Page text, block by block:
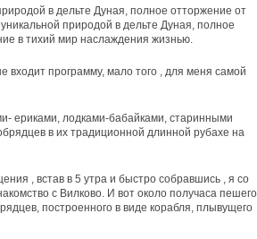
в дельте Дуная, полное отторжение от
природой в дельте Дуная, полное
в тихий мир наслаждения жизнью.
входит программу, мало того , для меня самой
ериками, лодками-бабайками, старинными
в их традиционной длинной рубахе на
, встав в 5 утра и быстро собравшись , я со
с Вилково. И вот около получаса пешего
построенного в виде корабля, плывущего